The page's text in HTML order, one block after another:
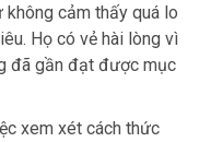
không cảm thấy quá lo
Họ có vẻ hài lòng vì
đã gần đạt được mục
xem xét cách thức